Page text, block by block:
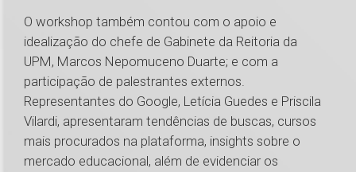
O workshop também contou com o apoio e
idealização do chefe de Gabinete da Reitoria da
UPM, Marcos Nepomuceno Duarte; e com a
participação de palestrantes externos.
Representantes do Google, Letícia Guedes e Priscila
Vilardi, apresentaram tendências de buscas, cursos
mais procurados na plataforma, insights sobre o
mercado educacional, além de evidenciar os